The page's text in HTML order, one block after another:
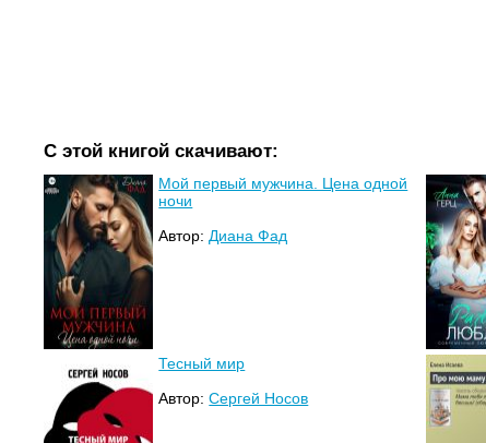
С этой книгой скачивают:
Мой первый мужчина. Цена одной
ночи
Автор:Диана Фад
Тесный мир
Автор:Сергей Носов